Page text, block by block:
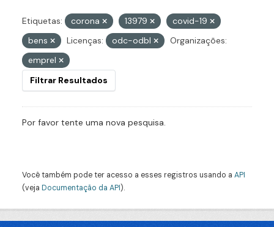
Etiquetas: corona 13979
covid-19
bens
Licenças: odc-odbl
Organizações:
emprel
Filtrar Resultados
Por favor tente uma nova pesquisa.
Você também pode ter acesso a esses registros usando a API
(veja Documentação da API).